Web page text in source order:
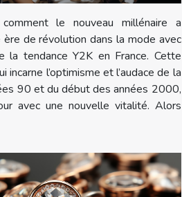
comment le nouveau millénaire a
ère de révolution dans la mode avec
la tendance Y2K en France. Cette
incarne l’optimisme et l’audace de la
90 et du début des années 2000,
avec une nouvelle vitalité. Alors